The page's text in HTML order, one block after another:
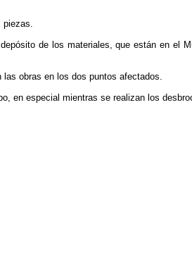
piezas.
de los materiales, que están en el
obras en los dos puntos afectados.
en especial mientras se realizan los